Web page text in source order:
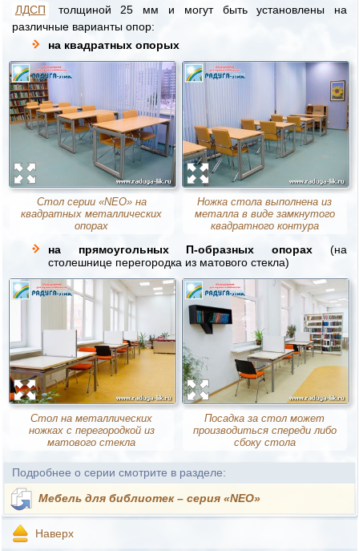
ЛДСП
толщиной 25 мм и могут быть установлены на
различные варианты опор:
на квадратных опорых
Стол серии «NEO» на
квадратных металлических
опорах
Ножка стола выполнена из
металла в виде замкнутого
квадратного контура
на прямоугольных П-образных опорах (на
столешнице перегородка из матового стекла)
Стол на металлических
ножках с перегородкой из
матового стекла
Посадка за стол может
производиться спереди либо
сбоку стола
Подробнее о серии смотрите в разделе:
Мебель для библиотек – серия «NEO»
Наверх